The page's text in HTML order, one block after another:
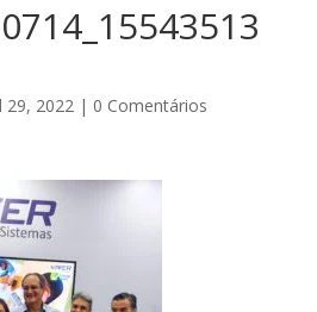
29, 2022| 0 Comentários